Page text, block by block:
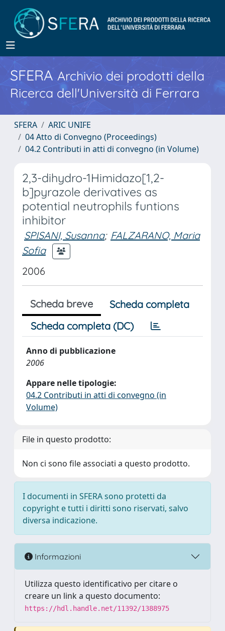
SFERA Archivio dei prodotti della
Ricerca dell'Università di Ferrara
SFERA
ARIC UNIFE
04 Atto di Convegno (Proceedings)
04.2 Contributi in atti di convegno (in Volume)
2,3-dihydro-1Himidazo[1,2-
b]pyrazole derivatives as
potential neutrophils funtions
inhibitor
SPISANI, Susanna; FALZARANO, Maria
Sofia
2006
Scheda breve
Scheda completa
Scheda completa (DC)
Anno di pubblicazione
2006
Appare nelle tipologie:
04.2 Contributi in atti di convegno (in
Volume)
File in questo prodotto:
Non ci sono file associati a questo prodotto.
I documenti in SFERA sono protetti da
copyright e tutti i diritti sono riservati, salvo
diversa indicazione.
Informazioni
Utilizza questo identificativo per citare o
creare un link a questo documento:
https://hdl.handle.net/11392/1388975